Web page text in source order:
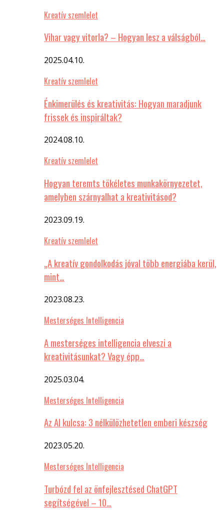
Kreatív szemlelet
Vihar vagy vitorla? – Hogyan lesz a válságból…
2025.04.10.
Kreatív szemlelet
Énkimerülés és kreativitás: Hogyan maradjunk
frissek és inspiráltak?
2024.08.10.
Kreatív szemlelet
Hogyan teremts tökéletes munkakörnyezetet,
amelyben szárnyalhat a kreativitásod?
2023.09.19.
Kreatív szemlelet
„A kreatív gondolkodás jóval több energiába kerül,
mint…
2023.08.23.
Mesterséges Intelligencia
A mesterséges intelligencia elveszi a
kreativitásunkat? Vagy épp…
2025.03.04.
Mesterséges Intelligencia
Az AI kulcsa: 3 nélkülözhetetlen emberi készség
2023.05.20.
Mesterséges Intelligencia
Turbózd fel az önfejlesztésed ChatGPT
segítségével – 10…